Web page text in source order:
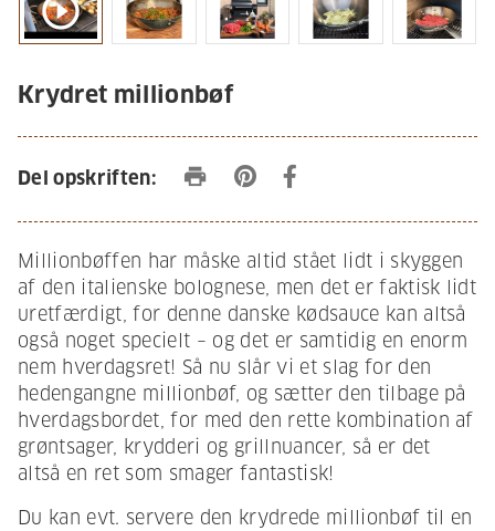
play_circle_outline
Krydret millionbøf
Del opskriften: print
Millionbøffen har måske altid stået lidt i skyggen
af den italienske bolognese, men det er faktisk lidt
uretfærdigt, for denne danske kødsauce kan altså
også noget specielt – og det er samtidig en enorm
nem hverdagsret! Så nu slår vi et slag for den
hedengangne millionbøf, og sætter den tilbage på
hverdagsbordet, for med den rette kombination af
grøntsager, krydderi og grillnuancer, så er det
altså en ret som smager fantastisk!
Du kan evt. servere den krydrede millionbøf til en